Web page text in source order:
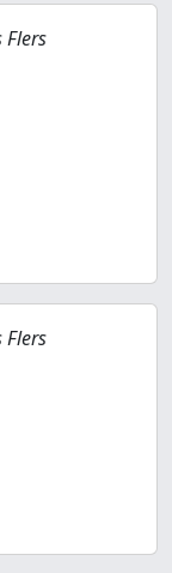
Flers
Flers